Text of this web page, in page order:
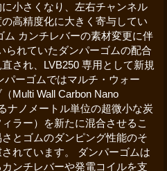
小さくなり、左右チャンネル
高精度化に大きく寄与してい
ム カンチレバーの素材変更に伴
られていたダンパーゴムの配合
され、LVB250 専用として新規
ーゴムではマルチ・ウォー
Multi Wall Carbon Nano
ナノメートル単位の超微小な炭
ラー）を新たに混合させるこ
とゴムのダンピング性能のそ
れています。 ダンパーゴムは
ンチレバーや発電コイルを支